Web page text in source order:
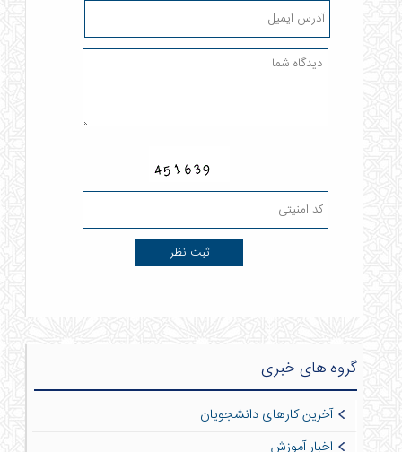
گروه های خبری
آخرین کارهای دانشجویان
اخبار آموزش